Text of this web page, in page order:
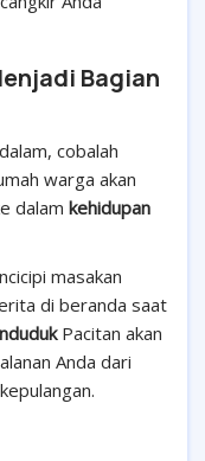
Bagian
cobalah
warga akan
dalam kehidupan
masakan
di beranda saat
Pacitan akan
Anda dari